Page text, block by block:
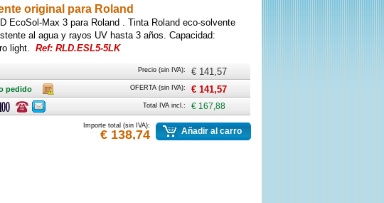
original para Roland
EcoSol-Max 3 para Roland . Tinta Roland eco-solvente
al agua y rayos UV hasta 3 años. Capacidad:
light. Ref: RLD.ESL5-5LK
Precio (sin IVA): € 141,57
pedido Caja OFERTA (sin IVA): € 141,57
Consulte
ofertas
Consulte
ofertas
Total IVA incl.: € 167,88
Importe total (sin IVA):
€ 138,74 Añadir al carro